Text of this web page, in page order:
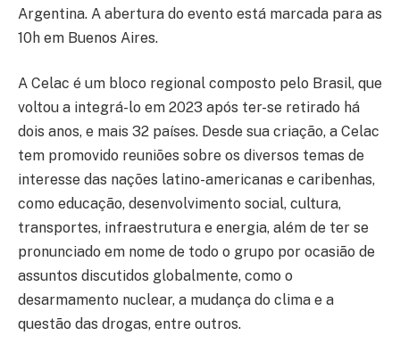
Argentina. A abertura do evento está marcada para as
10h em Buenos Aires.
A Celac é um bloco regional composto pelo Brasil, que
voltou a integrá-lo em 2023 após ter-se retirado há
dois anos, e mais 32 países. Desde sua criação, a Celac
tem promovido reuniões sobre os diversos temas de
interesse das nações latino-americanas e caribenhas,
como educação, desenvolvimento social, cultura,
transportes, infraestrutura e energia, além de ter se
pronunciado em nome de todo o grupo por ocasião de
assuntos discutidos globalmente, como o
desarmamento nuclear, a mudança do clima e a
questão das drogas, entre outros.